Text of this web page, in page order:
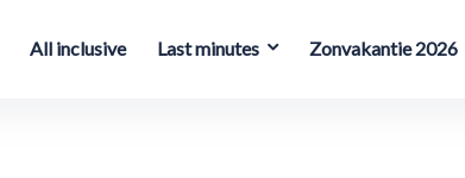
All inclusive Last minutes Zonvakantie 2026